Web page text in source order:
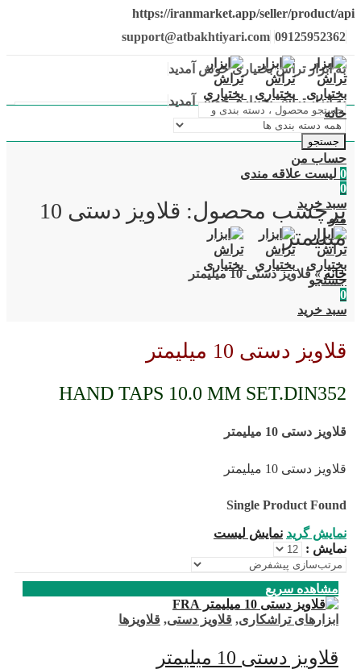
https://iranmarket.app/seller/product/api
support@atbakhtiyari.com 09125952362
به ابزار تراش بختیاری خوش آمدید
به ابزار تراش بختیاری خوش آمدید
جستجو
حساب من
0 لیست علاقه مندی
0
سبد خرید
منو
جستجو
0
سبد خرید
خانه
برچسب محصول: قلاویز دستی 10
میلیمتر
خانه»قلاویز دستی 10 میلیمتر
قلاویز دستی 10 میلیمتر
HAND TAPS 10.0 MM SET.DIN352
قلاویز دستی 10 میلیمتر
قلاویز دستی 10 میلیمتر
Single Product Found
نمایش گرید نمایش لیست
نمایش :
مشاهده سریع
ابزارهای تراشکاری, قلاویز دستی, قلاویزها
قلاویز دستی 10 میلیمتر